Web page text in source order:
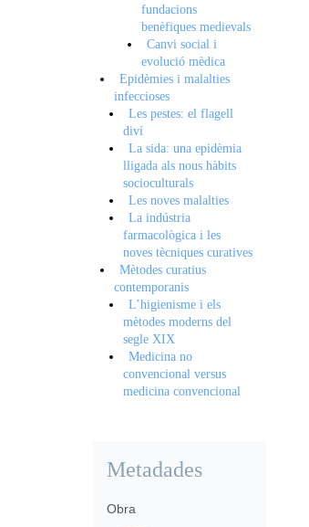
fundacions
benèfiques medievals
Canvi social i
evolució mèdica
Epidèmies i malalties
infeccioses
Les pestes: el flagell
diví
La sida: una epidèmia
lligada als nous hàbits
socioculturals
Les noves malalties
La indústria
farmacològica i les
noves tècniques curatives
Mètodes curatius
contemporanis
L’higienisme i els
mètodes moderns del
segle XIX
Medicina no
convencional versus
medicina convencional
Metadades
Obra